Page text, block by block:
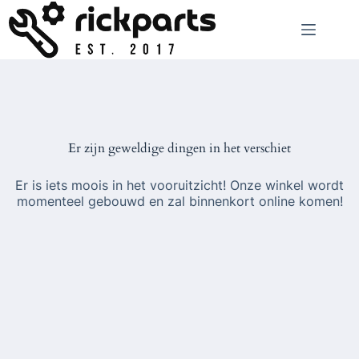
naar
de
inhoud
Er zijn geweldige dingen in het verschiet
Er is iets moois in het vooruitzicht! Onze winkel wordt
momenteel gebouwd en zal binnenkort online komen!